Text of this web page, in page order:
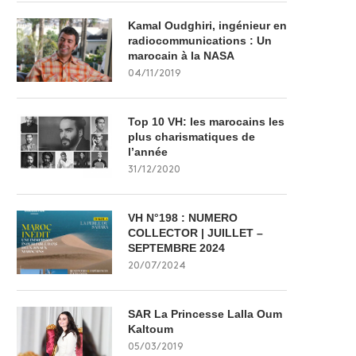
Kamal Oudghiri, ingénieur en
radiocommunications : Un
marocain à la NASA
04/11/2019
Top 10 VH: les marocains les
plus charismatiques de
l’année
31/12/2020
VH N°198 : NUMERO
COLLECTOR | JUILLET –
SEPTEMBRE 2024
20/07/2024
SAR La Princesse Lalla Oum
Kaltoum
05/03/2019